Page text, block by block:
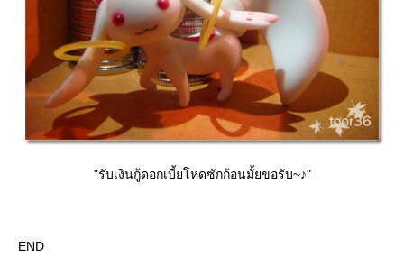
"รับเงินกู้ดอกเบี้ยโหดซักก้อนมั้ยขอรับ~♪"
END